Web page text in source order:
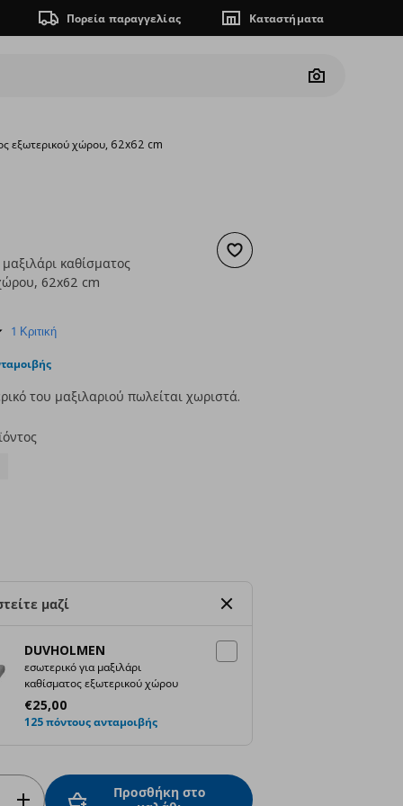
Πορεία παραγγελίας Καταστήματα
Camera
εξωτερικού χώρου, 62x62 cm
Προσθήκη στα αγαπημένα
καθίσματος
62x62 cm
τιμή
5.0
rating
1 Κριτική
του μαξιλαριού πωλείται χωριστά.
μαζί
DUVHOLMEN
εσωτερικό για μαξιλάρι
καθίσματος εξωτερικού χώρου
€25,00
Τρέχουσα τιμή
125 πόντους ανταμοιβής
Προσθήκη στο